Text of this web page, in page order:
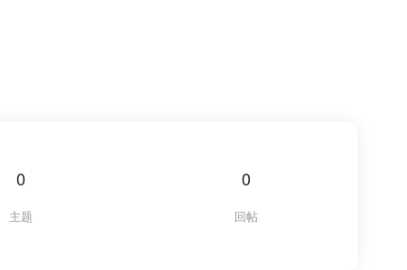
0
主题
0
回帖